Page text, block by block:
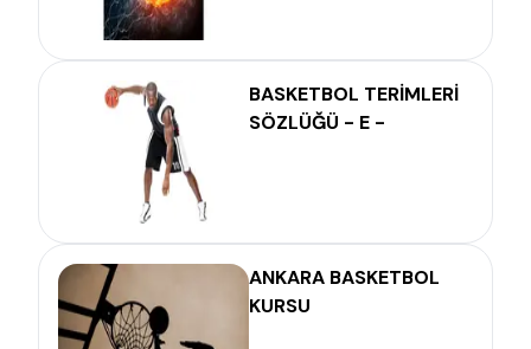
BASKETBOL TERİMLERİ
SÖZLÜĞÜ - E -
ANKARA BASKETBOL
KURSU